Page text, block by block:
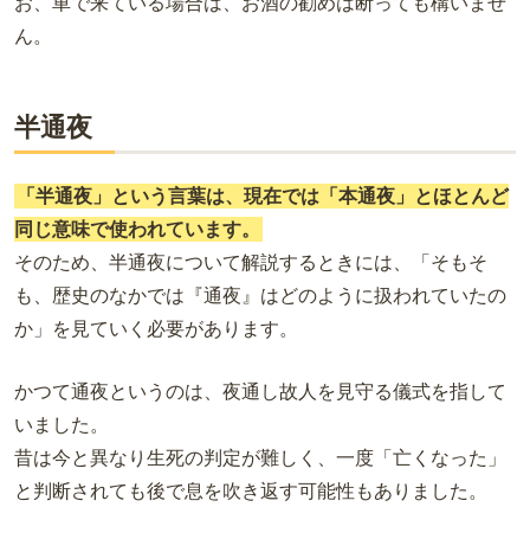
ん。
半通夜
「半通夜」という言葉は、現在では「本通夜」とほとんど
同じ意味で使われています。
そのため、半通夜について解説するときには、「そもそ
も、歴史のなかでは『通夜』はどのように扱われていたの
か」を見ていく必要があります。
かつて通夜というのは、夜通し故人を見守る儀式を指して
いました。
昔は今と異なり生死の判定が難しく、一度「亡くなった」
と判断されても後で息を吹き返す可能性もありました。